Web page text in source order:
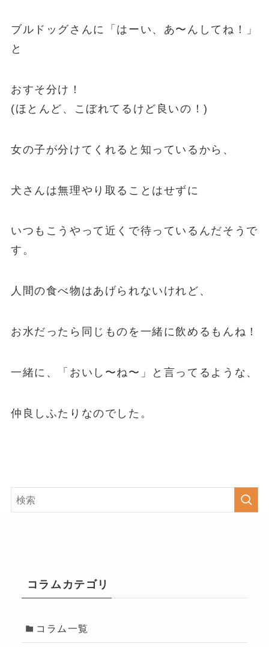
ブルドッグさんに「はーい、あ〜んしてね！」
と
おすそ分け！
(ほとんど、こぼれてるけど良いの！)
女の子が分けてくれると知っているから、
犬さんは無理やり取ることはせずに
いつもこうやって近くで待っているんだそうで
す。
人間の食べ物はあげられないけれど、
お水だったら同じものを一緒に飲めるもんね！
一緒に、「おいし〜ね〜」と言ってるような、
仲良しふたりなのでした。
コラムカテゴリ
コラム一覧